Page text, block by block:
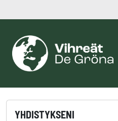
YHDISTYKSENI